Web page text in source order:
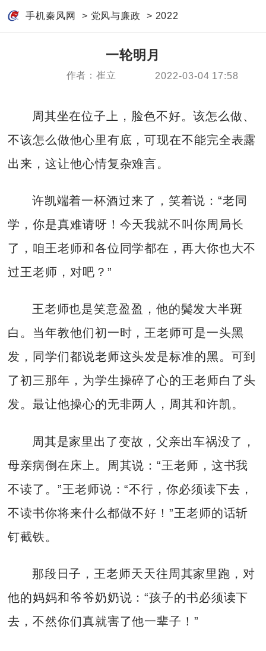
手机秦风网 > 党风与廉政 > 2022
一轮明月
作者：崔立 2022-03-04 17:58
周其坐在位子上，脸色不好。该怎么做、
不该怎么做他心里有底，可现在不能完全表露
出来，这让他心情复杂难言。
许凯端着一杯酒过来了，笑着说：“老同
学，你是真难请呀！今天我就不叫你周局长
了，咱王老师和各位同学都在，再大你也大不
过王老师，对吧？”
王老师也是笑意盈盈，他的鬓发大半斑
白。当年教他们初一时，王老师可是一头黑
发，同学们都说老师这头发是标准的黑。可到
了初三那年，为学生操碎了心的王老师白了头
发。最让他操心的无非两人，周其和许凯。
周其是家里出了变故，父亲出车祸没了，
母亲病倒在床上。周其说：“王老师，这书我
不读了。”王老师说：“不行，你必须读下去，
不读书你将来什么都做不好！”王老师的话斩
钉截铁。
那段日子，王老师天天往周其家里跑，对
他的妈妈和爷爷奶奶说：“孩子的书必须读下
去，不然你们真就害了他一辈子！”